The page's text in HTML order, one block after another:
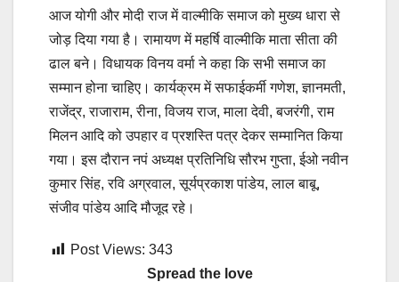
आज योगी और मोदी राज में वाल्मीकि समाज को मुख्य धारा से
जोड़ दिया गया है। रामायण में महर्षि वाल्मीकि माता सीता की
ढाल बने। विधायक विनय वर्मा ने कहा कि सभी समाज का
सम्मान होना चाहिए। कार्यक्रम में सफाईकर्मी गणेश, ज्ञानमती,
राजेंद्र, राजाराम, रीना, विजय राज, माला देवी, बजरंगी, राम
मिलन आदि को उपहार व प्रशस्ति पत्र देकर सम्मानित किया
गया। इस दौरान नपं अध्यक्ष प्रतिनिधि सौरभ गुप्ता, ईओ नवीन
कुमार सिंह, रवि अग्रवाल, सूर्यप्रकाश पांडेय, लाल बाबू,
संजीव पांडेय आदि मौजूद रहे।
Post Views: 343
Spread the love